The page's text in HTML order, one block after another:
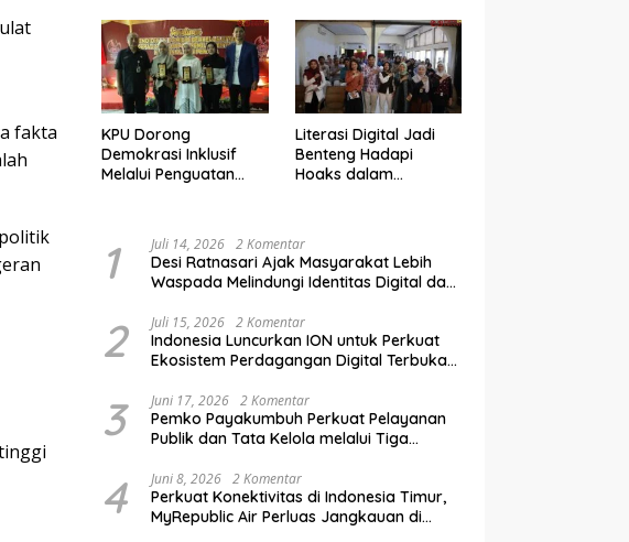
fakta
Berkualitas
Kelompok Rentan,
Marjinal, dan Pemula
KPU Dorong
Demokrasi Inklusif
Melalui Penguatan
Literasi Digital Jadi
Benteng Hadapi
Hoaks dalam
1 Juli 14, 2026 2 Komentar
Desi Ratnasari Ajak Masyarakat Lebih
Waspada Melindungi Identitas Digital dan
2 Juli 15, 2026 2 Komentar
Indonesia Luncurkan ION untuk Perkuat
Ekosistem Perdagangan Digital Terbuka
3 Juni 17, 2026 2 Komentar
Pemko Payakumbuh Perkuat Pelayanan
Publik dan Tata Kelola melalui Tiga
4 Juni 8, 2026 2 Komentar
Perkuat Konektivitas di Indonesia Timur,
MyRepublic Air Perluas Jangkauan di